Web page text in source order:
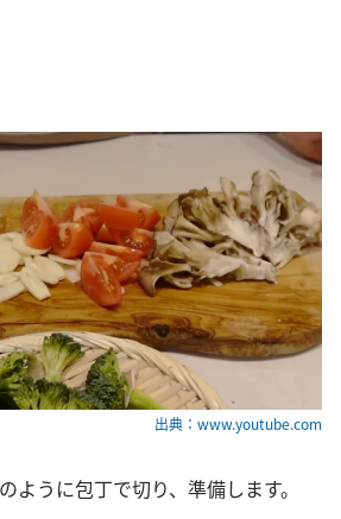
出典：www.youtube.com
ように包丁で切り、準備します。